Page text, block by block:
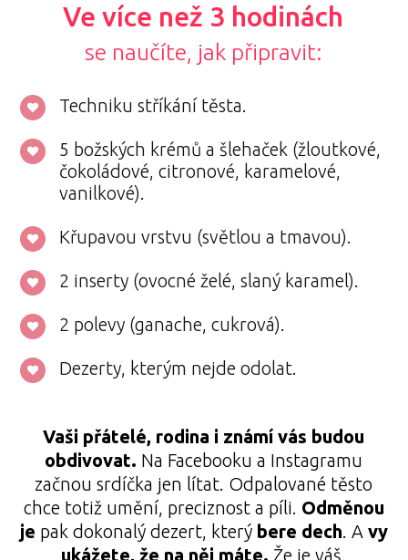
Ve více než 3 hodinách
se naučíte, jak připravit:
Techniku stříkání těsta.
5 božských krémů a šlehaček (žloutkové,
čokoládové, citronové, karamelové,
vanilkové).
Křupavou vrstvu (světlou a tmavou).
2 inserty (ovocné želé, slaný karamel).
2 polevy (ganache, cukrová).
Dezerty, kterým nejde odolat.
Vaši přátelé, rodina i známí vás budou
obdivovat. Na Facebooku a Instagramu
začnou srdíčka jen lítat. Odpalované těsto
chce totiž umění, preciznost a píli. Odměnou
je pak dokonalý dezert, který bere dech. A vy
ukážete, že na něj máte. Že je váš.